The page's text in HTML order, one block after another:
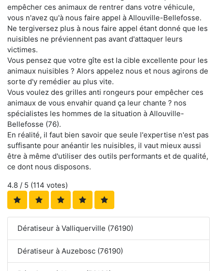
empêcher ces animaux de rentrer dans votre véhicule,
vous n'avez qu'à nous faire appel à Allouville-Bellefosse.
Ne tergiversez plus à nous faire appel étant donné que les
nuisibles ne préviennent pas avant d'attaquer leurs
victimes.
Vous pensez que votre gîte est la cible excellente pour les
animaux nuisibles ? Alors appelez nous et nous agirons de
sorte d'y remédier au plus vite.
Vous voulez des grilles anti rongeurs pour empêcher ces
animaux de vous envahir quand ça leur chante ? nos
spécialistes les hommes de la situation à Allouville-
Bellefosse (76).
En réalité, il faut bien savoir que seule l'expertise n'est pas
suffisante pour anéantir les nuisibles, il vaut mieux aussi
être à même d'utiliser des outils performants et de qualité,
ce dont nous disposons.
4.8 / 5 (114 votes)
Dératiseur à Valliquerville (76190)
Dératiseur à Auzebosc (76190)